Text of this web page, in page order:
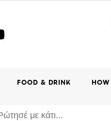
FOOD & DRINK